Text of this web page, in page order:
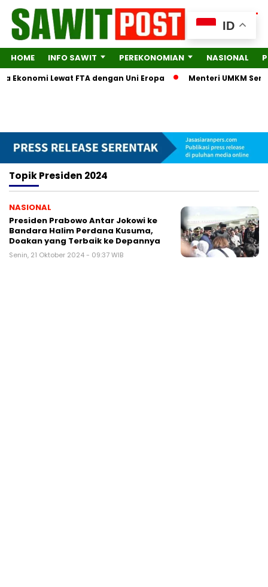
HOME INFO SAWIT PEREKONOMIAN NASIONAL
Lewat FTA dengan Uni Eropa Menteri UMKM
TopikPresiden 2024
NASIONAL
Presiden Prabowo Antar Jokowi ke
Bandara Halim Perdana Kusuma,
Doakan yang Terbaik ke Depannya
Senin, 21 Oktober 2024 - 09:37 WIB
ID